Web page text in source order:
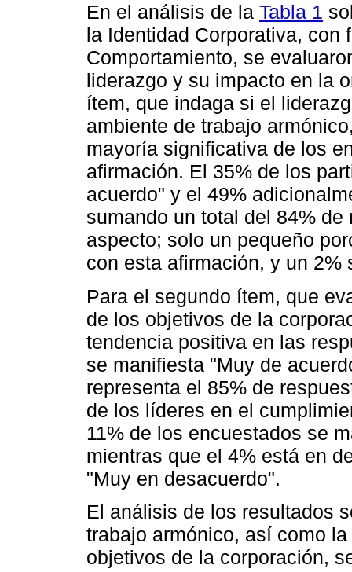
En el análisis de la Tabla 1
la Identidad Corporativa, con
Comportamiento, se
liderazgo y su impacto en la
ítem, que indaga si el
ambiente de trabajo
mayoría significativa de los
afirmación. El 35% de los
acuerdo" y el 49%
sumando un total del 84%
aspecto; solo un pequeño
con esta afirmación, y un 2%
Para el segundo ítem, que
de los objetivos de la
tendencia positiva en las
se manifiesta "Muy de
representa el 85% de
de los líderes en el
11% de los encuestados se
mientras que el 4% está en
"Muy en desacuerdo".
El análisis de los resultados
trabajo armónico, así como
objetivos de la corporación,